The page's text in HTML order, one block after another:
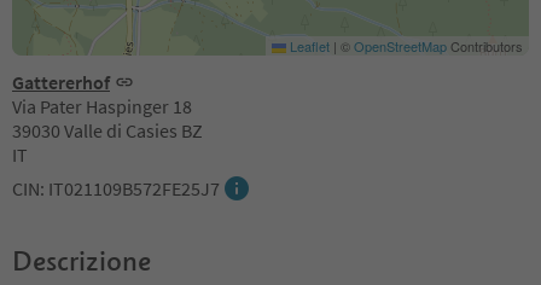
Gattererhof
Via Pater Haspinger 18
39030 Valle di Casies BZ
IT
CIN: IT021109B572FE25J7
Leaflet | ©OpenStreetMapContributors
Descrizione